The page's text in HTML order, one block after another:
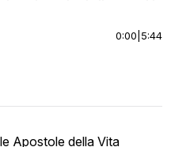
0:00 5:44
Apostole della Vita